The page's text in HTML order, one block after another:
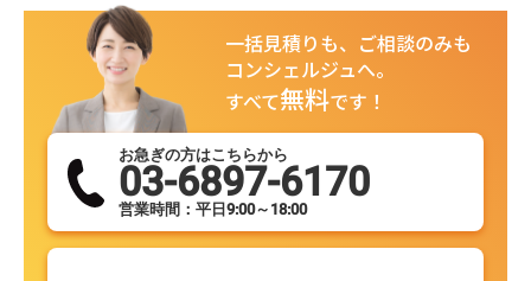
一括見積りも、ご相談のみも
コンシェルジュへ。
すべて無料です！
お急ぎの方はこちらから
03-6897-6170
営業時間：平日9:00～18:00